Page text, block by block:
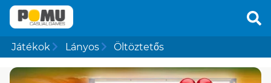
Játékok Lányos Öltöztetős